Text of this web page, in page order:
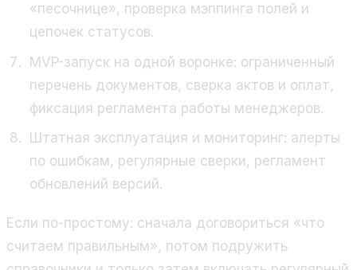
«песочнице», проверка мэппинга полей и
цепочек статусов.
MVP-запуск на одной воронке: ограниченный
перечень документов, сверка актов и оплат,
фиксация регламента работы менеджеров.
Штатная эксплуатация и мониторинг: алерты
по ошибкам, регулярные сверки, регламент
обновлений версий.
Если по-простому: сначала договориться «что
считаем правильным», потом подружить